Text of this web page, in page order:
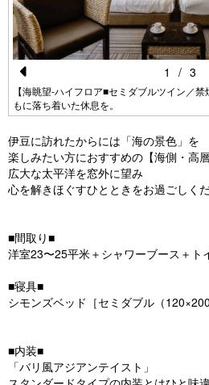
Pr
e
vi
o
u
【海眺望-ハイフロア■セミダブルツイン／
もに落ち着いた休息を。
1 / 3
伊豆に訪れたからには「海の景色」を
楽しみたい方におすすめの【海側・高
広大な太平洋を窓外に望み
心を解きほぐすひとときをお過ごしくだ
■間取り■
洋室23〜25平米＋シャワーブース＋ト
■寝具■
シモンズベッド［セミダブル（
■内装■
「バリ風アジアンテイスト」